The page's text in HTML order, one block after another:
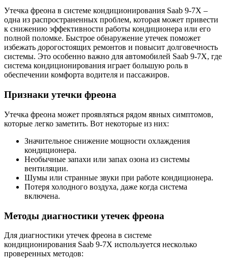
Утечка фреона в системе кондиционирования Saab 9-7X –
одна из распространенных проблем, которая может привести
к снижению эффективности работы кондиционера или его
полной поломке. Быстрое обнаружение утечек поможет
избежать дорогостоящих ремонтов и повысит долговечность
системы. Это особенно важно для автомобилей Saab 9-7X, где
система кондиционирования играет большую роль в
обеспечении комфорта водителя и пассажиров.
Признаки утечки фреона
Утечка фреона может проявляться рядом явных симптомов,
которые легко заметить. Вот некоторые из них:
Значительное снижение мощности охлаждения
кондиционера.
Необычные запахи или запах озона из системы
вентиляции.
Шумы или странные звуки при работе кондиционера.
Потеря холодного воздуха, даже когда система
включена.
Методы диагностики утечек фреона
Для диагностики утечек фреона в системе
кондиционирования Saab 9-7X используется несколько
проверенных методов: